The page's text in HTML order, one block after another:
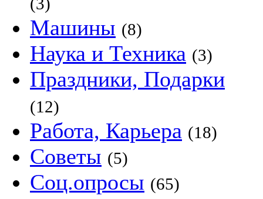
Машины (8)
Наука и Техника (3)
Праздники, Подарки
(12)
Работа, Карьера (18)
Советы (5)
Соц.опросы (65)